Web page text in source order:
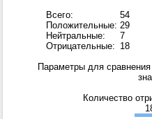
Всего:
54
Положительные: 29
Нейтральные:
7
Отрицательные: 18
Параметры для
Количество